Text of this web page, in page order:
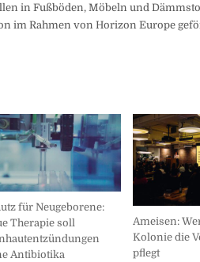
in Fußböden, Möbeln und
im Rahmen von Horizon Europe
für Neugeborene:
Therapie soll
Antibiotika
Ameisen:
Kolonie die
pflegt